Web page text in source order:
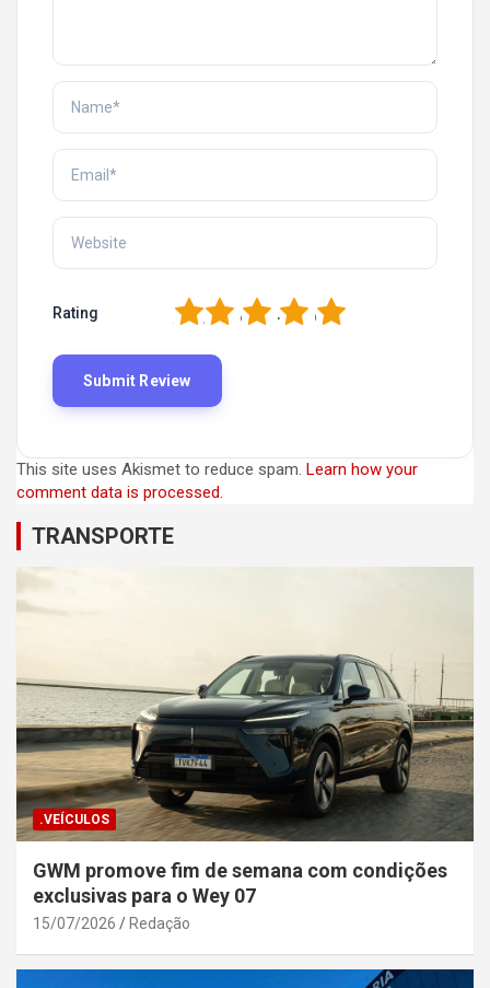
Rating 5
4
3
2
This site uses Akismet to reduce spam. Learn how your
comment data is processed.
TRANSPORTE
.VEÍCULOS
GWM promove fim de semana com condições
exclusivas para o Wey 07
15/07/2026 Redação